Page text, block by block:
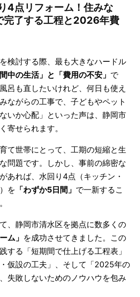
4点リフォーム！住みな
完了する工程と2026年費
検討する際、最も大きなハードル
中の生活」と「費用の不安」 で
呂も直したいけれど、何日も使え
ながらの工事で、子どもやペット
いか心配」といった声は、静岡市
寄せられます。
て世帯にとって、工期の短縮と生
問題です。しかし、事前の綿密な
あれば、水回り4点（キッチン・
を 「わずか5日間」 で一新するこ
、静岡市清水区を拠点に数多くの
ム」 を成功させてきました。この
する「短期間で仕上げる工程表」
仮設の工夫」、そして「2025年の
失敗しないためのノウハウを包み